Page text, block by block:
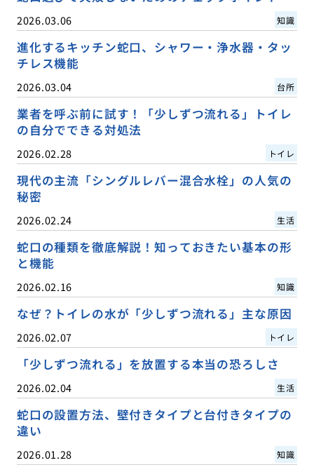
2026.03.06 知識
進化するキッチン蛇口、シャワー・浄水器・タッ
チレス機能
2026.03.04 台所
業者を呼ぶ前に試す！「少しずつ流れる」トイレ
の自分でできる対処法
2026.02.28 トイレ
現代の主流「シングルレバー混合水栓」の人気の
秘密
2026.02.24 生活
蛇口の種類を徹底解説！知っておきたい基本の形
と機能
2026.02.16 知識
なぜ？トイレの水が「少しずつ流れる」主な原因
2026.02.07 トイレ
「少しずつ流れる」を放置する本当の恐ろしさ
2026.02.04 生活
蛇口の設置方法、壁付きタイプと台付きタイプの
違い
2026.01.28 知識